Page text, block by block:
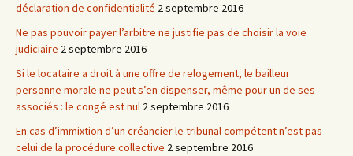
déclaration de confidentialité 2 septembre 2016
Ne pas pouvoir payer l’arbitre ne justifie pas de choisir la voie
judiciaire 2 septembre 2016
Si le locataire a droit à une offre de relogement, le bailleur
personne morale ne peut s’en dispenser, même pour un de ses
associés : le congé est nul 2 septembre 2016
En cas d’immixtion d’un créancier le tribunal compétent n’est pas
celui de la procédure collective 2 septembre 2016